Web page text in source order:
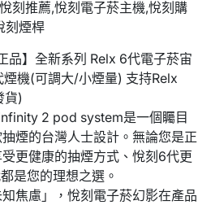
品】全新系列 Relx 6代電子菸宙
機(可調大/小煙量) 支持Relx
貨)
2 pod system是一個矚目
煙的台灣人士設計。無論您是正
更健康的抽煙方式、悅刻6代更
是您的理想之選。
焦慮」，悅刻電子菸幻影在產品